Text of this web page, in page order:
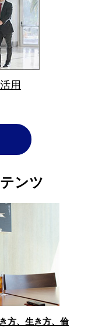
用
ンツ
方、生き方、倫